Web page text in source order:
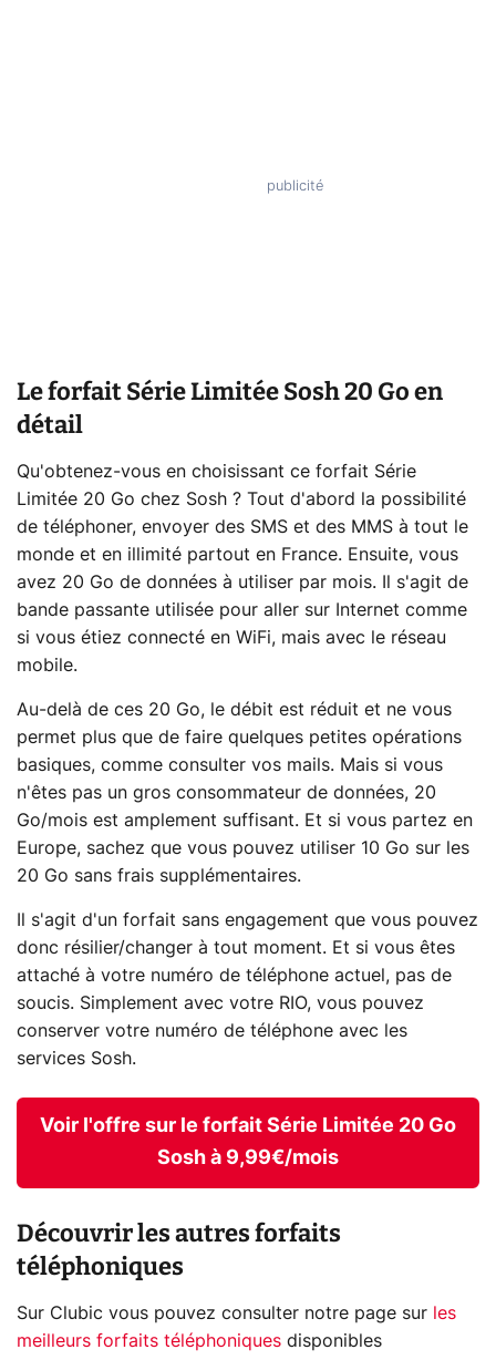
Le forfait Série Limitée Sosh 20 Go en
détail
Qu'obtenez-vous en choisissant ce forfait Série
Limitée 20 Go chez Sosh ? Tout d'abord la possibilité
de téléphoner, envoyer des SMS et des MMS à tout le
monde et en illimité partout en France. Ensuite, vous
avez 20 Go de données à utiliser par mois. Il s'agit de
bande passante utilisée pour aller sur Internet comme
si vous étiez connecté en WiFi, mais avec le réseau
mobile.
Au-delà de ces 20 Go, le débit est réduit et ne vous
permet plus que de faire quelques petites opérations
basiques, comme consulter vos mails. Mais si vous
n'êtes pas un gros consommateur de données, 20
Go/mois est amplement suffisant. Et si vous partez en
Europe, sachez que vous pouvez utiliser 10 Go sur les
20 Go sans frais supplémentaires.
Il s'agit d'un forfait sans engagement que vous pouvez
donc résilier/changer à tout moment. Et si vous êtes
attaché à votre numéro de téléphone actuel, pas de
soucis. Simplement avec votre RIO, vous pouvez
conserver votre numéro de téléphone avec les
services Sosh.
Voir l'offre sur le forfait Série Limitée 20 Go
Sosh à 9,99€/mois
Découvrir les autres forfaits
téléphoniques
Sur Clubic vous pouvez consulter notre page sur les
meilleurs forfaits téléphoniques disponibles